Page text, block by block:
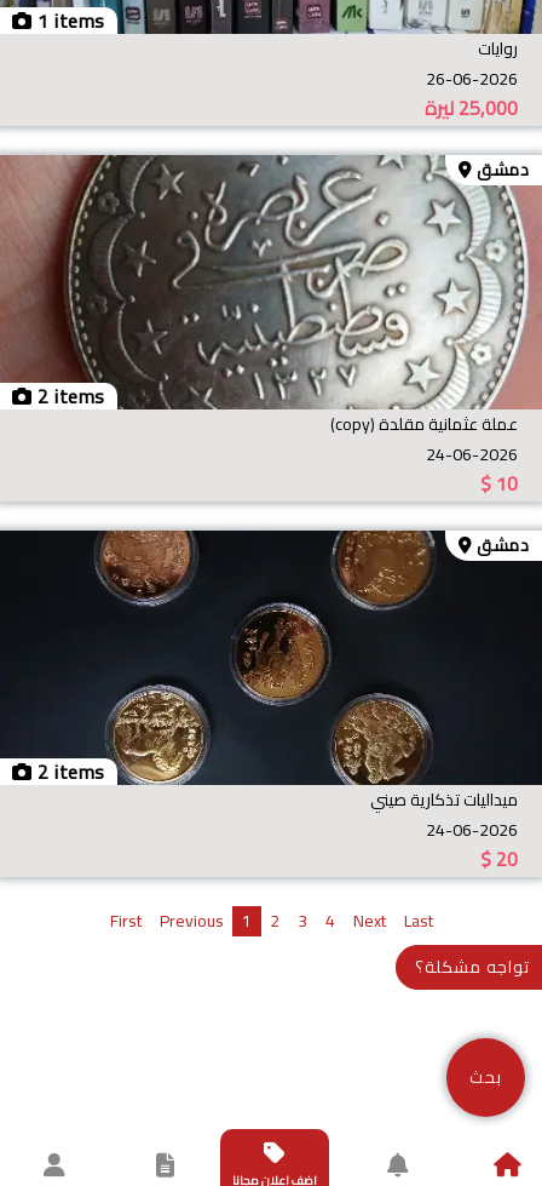
1 items
روايات
26-06-2026
ليرة25,000
2 items
دمشق
عملة عثمانية مقلدة (copy)
24-06-2026
$10
2 items
دمشق
ميداليات تذكارية صيني
24-06-2026
$20
First Previous 1 2 3 4 Next Last
بحث
اضف اعلان مجانا
تواجه مشكلة؟